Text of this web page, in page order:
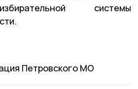
системы
Петровского МО